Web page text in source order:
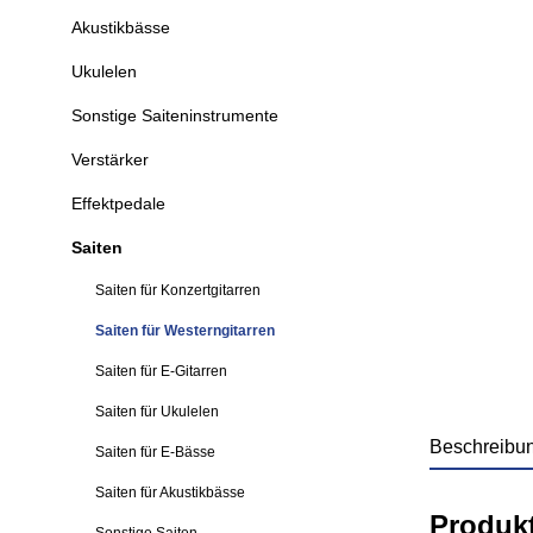
Akustikbässe
Ukulelen
Sonstige Saiteninstrumente
Verstärker
Effektpedale
Saiten
Saiten für Konzertgitarren
Saiten für Westerngitarren
Saiten für E-Gitarren
Saiten für Ukulelen
Saiten für E-Bässe
Saiten für Akustikbässe